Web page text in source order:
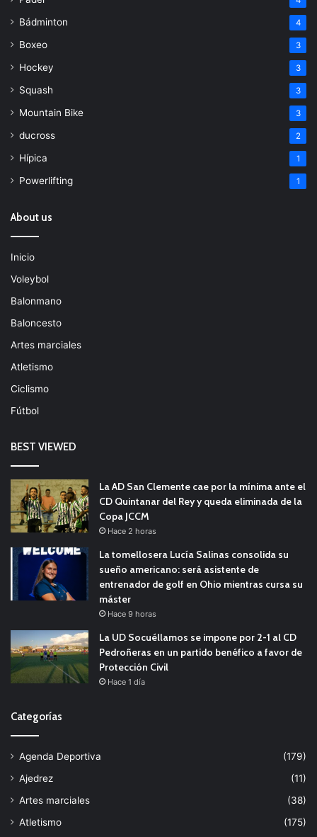
Bádminton 4
Boxeo 3
Hockey 3
Squash 3
Mountain Bike 3
ducross 2
Hípica 1
Powerlifting 1
About us
Inicio
Voleybol
Balonmano
Baloncesto
Artes marciales
Atletismo
Ciclismo
Fútbol
BEST VIEWED
La AD San Clemente cae por la mínima ante el
CD Quintanar del Rey y queda eliminada de la
Copa JCCM
Hace 2 horas
La tomellosera Lucía Salinas consolida su
sueño americano: será asistente de
entrenador de golf en Ohio mientras cursa su
máster
Hace 9 horas
La UD Socuéllamos se impone por 2-1 al CD
Pedroñeras en un partido benéfico a favor de
Protección Civil
Hace 1 día
Categorías
Agenda Deportiva
(179)
Ajedrez
(11)
Artes marciales
(38)
Atletismo
(175)